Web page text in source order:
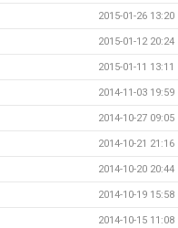
2015-01-26 13:20
2015-01-12 20:24
2015-01-11 13:11
2014-11-03 19:59
2014-10-27 09:05
2014-10-21 21:16
2014-10-20 20:44
2014-10-19 15:58
2014-10-15 11:08